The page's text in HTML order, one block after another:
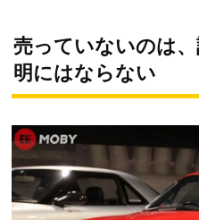
売っていないのは
明にはならない